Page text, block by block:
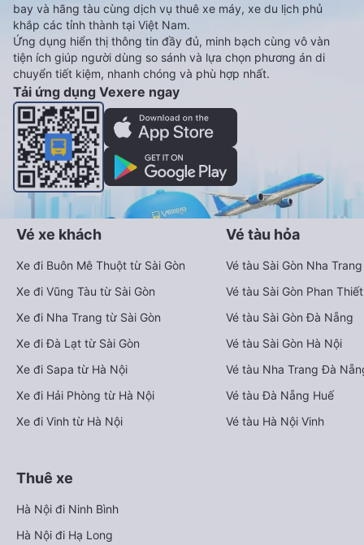
bay và hãng tàu cùng dịch vụ thuê xe máy, xe du lịch phủ
khắp các tỉnh thành tại Việt Nam.
Ứng dụng hiển thị thông tin đầy đủ, minh bạch cùng vô vàn
tiện ích giúp người dùng so sánh và lựa chọn phương án di
chuyển tiết kiệm, nhanh chóng và phù hợp nhất.
Tải ứng dụng Vexere ngay
Vé xe khách
Xe đi Buôn Mê Thuột từ Sài Gòn
Xe đi Vũng Tàu từ Sài Gòn
Xe đi Nha Trang từ Sài Gòn
Xe đi Đà Lạt từ Sài Gòn
Xe đi Sapa từ Hà Nội
Xe đi Hải Phòng từ Hà Nội
Xe đi Vinh từ Hà Nội
Vé tàu hỏa
Vé tàu Sài Gòn Nha Trang
Vé tàu Sài Gòn Phan Thiết
Vé tàu Sài Gòn Đà Nẵng
Vé tàu Sài Gòn Hà Nội
Vé tàu Nha Trang Đà
Vé tàu Đà Nẵng Huế
Vé tàu Hà Nội Vinh
Thuê xe
Hà Nội đi Ninh Bình
Hà Nội đi Hạ Long